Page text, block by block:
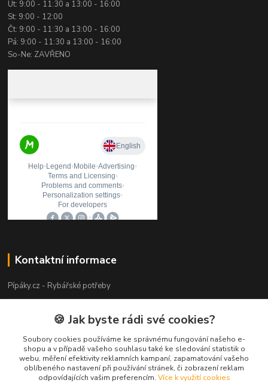
Út: 9:00 - 11:30 a 13:00 - 16:00
St: 9:00 - 12:00
Čt: 9:00 - 11:30 a 13:00 - 16:00
Pá: 9:00 - 11:30 a 13:00 - 16:00
So-Ne: ZAVŘENO
Kontaktní informace
Pípáky.cz - Rybářské potřeby
Zákaznická podpora
+420 777 789 055
(Po-Pá 9:00-18:00)
info@pipaky.cz
🍪 Jak byste rádi své cookies?
Soubory cookies používáme ke správnému fungování našeho e-
shopu a v případě vašeho souhlasu také ke sledování statistik o
webu, měření efektivity reklamních kampaní, zapamatování vašeho
oblíbeného nastavení při používání stránek, či zobrazení reklam
odpovídajících vašim preferencím. Více k využití cookies